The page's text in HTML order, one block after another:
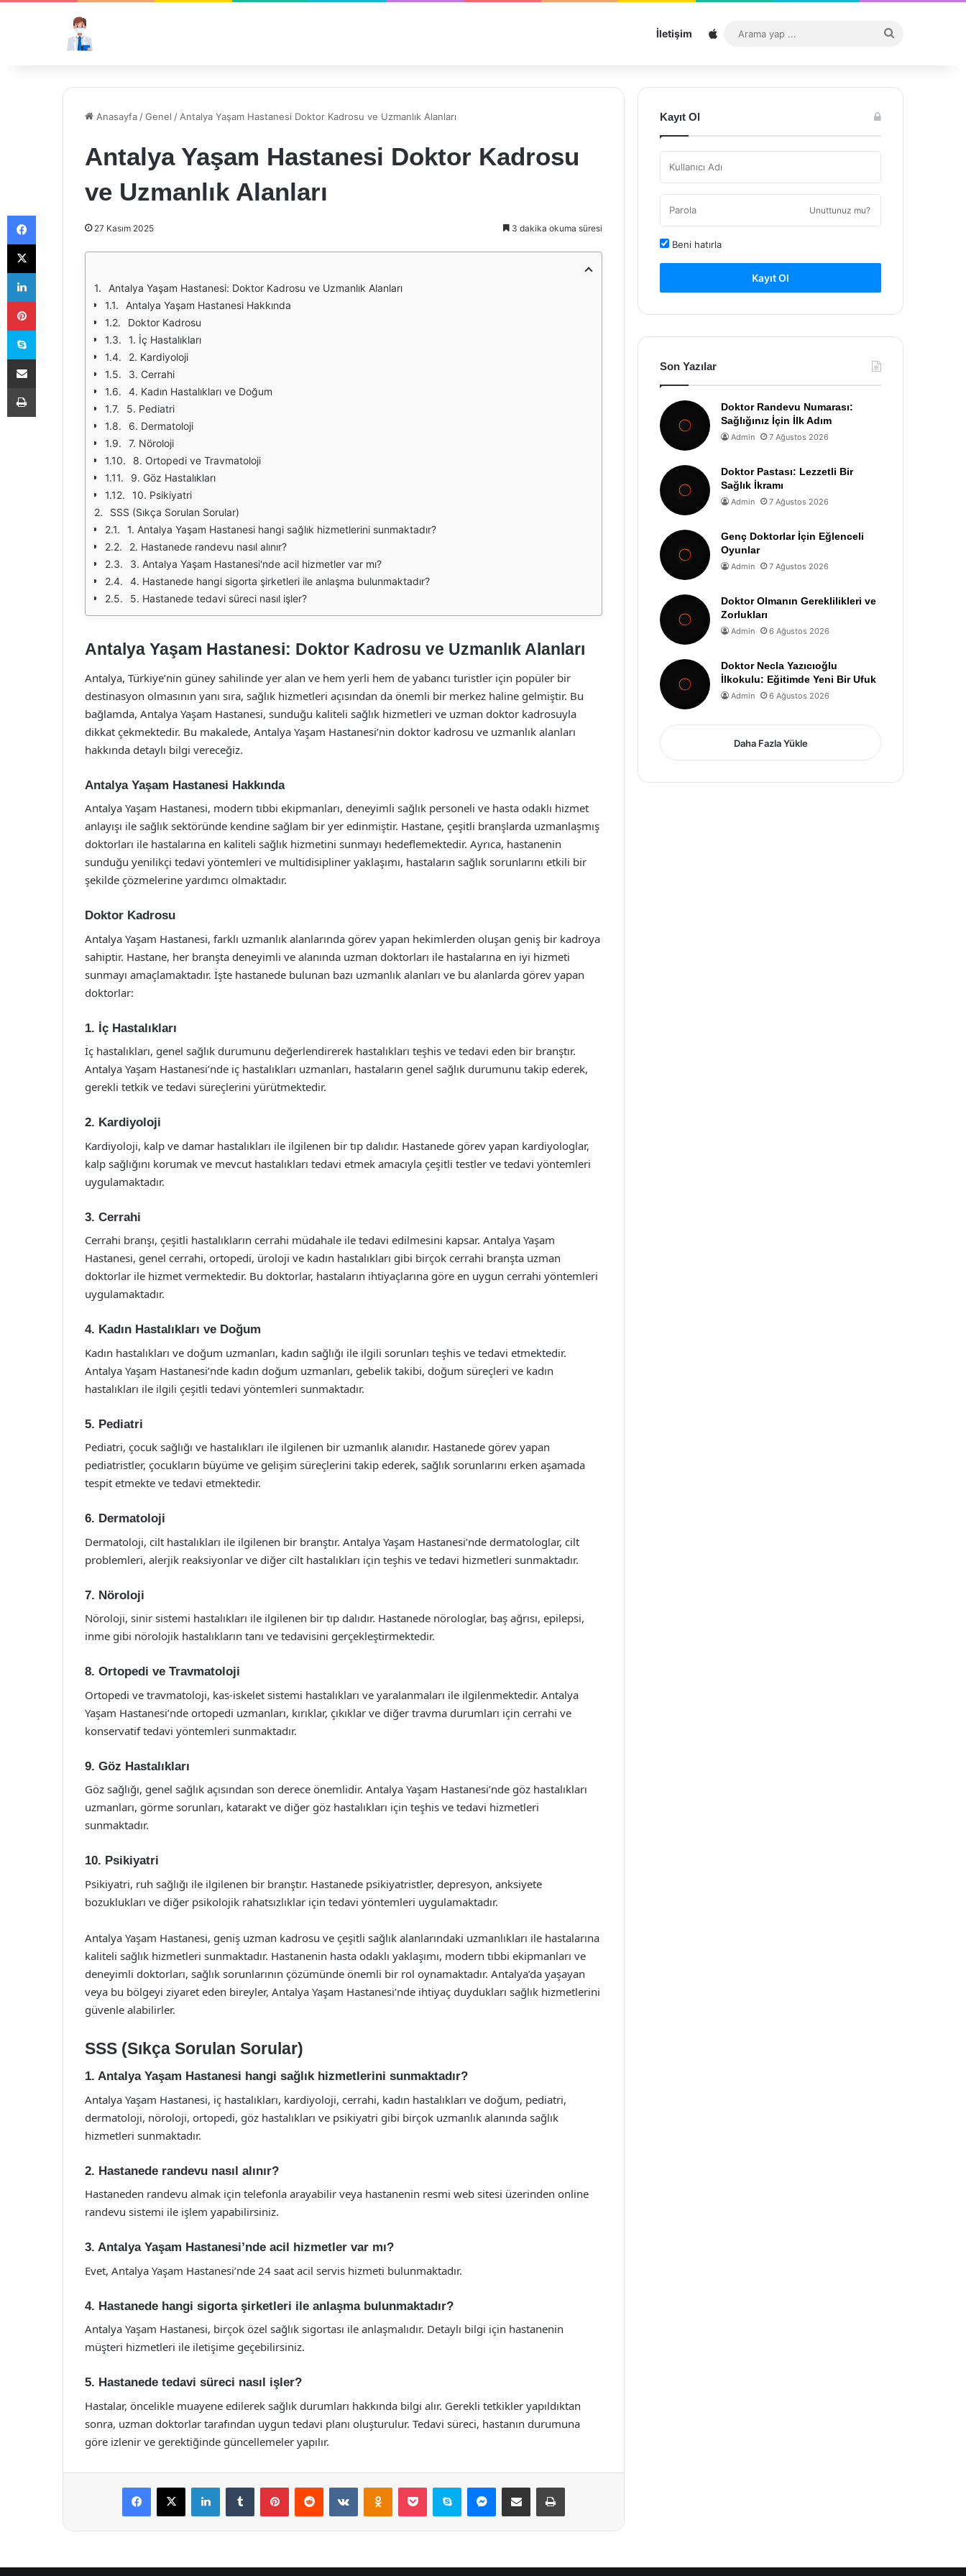
İletişim Sitemap
...
Anasayfa /Genel / Antalya Yaşam Hastanesi Doktor Kadrosu ve Uzmanlık Alanları
Antalya Yaşam Hastanesi Doktor Kadrosu
ve Uzmanlık Alanları
27 Kasım 2025 3 dakika okuma süresi
Antalya Yaşam Hastanesi: Doktor Kadrosu ve Uzmanlık Alanları
Antalya Yaşam Hastanesi Hakkında
Doktor Kadrosu
1. İç Hastalıkları
2. Kardiyoloji
3. Cerrahi
4. Kadın Hastalıkları ve Doğum
5. Pediatri
6. Dermatoloji
7. Nöroloji
8. Ortopedi ve Travmatoloji
9. Göz Hastalıkları
10. Psikiyatri
SSS (Sıkça Sorulan Sorular)
1. Antalya Yaşam Hastanesi hangi sağlık hizmetlerini sunmaktadır?
2. Hastanede randevu nasıl alınır?
3. Antalya Yaşam Hastanesi'nde acil hizmetler var mı?
4. Hastanede hangi sigorta şirketleri ile anlaşma bulunmaktadır?
5. Hastanede tedavi süreci nasıl işler?
Antalya Yaşam Hastanesi: Doktor Kadrosu ve Uzmanlık Alanları
Antalya, Türkiye’nin güney sahilinde yer alan ve hem yerli hem de yabancı turistler için popüler bir
destinasyon olmasının yanı sıra, sağlık hizmetleri açısından da önemli bir merkez haline gelmiştir. Bu
bağlamda, Antalya Yaşam Hastanesi, sunduğu kaliteli sağlık hizmetleri ve uzman doktor kadrosuyla
dikkat çekmektedir. Bu makalede, Antalya Yaşam Hastanesi’nin doktor kadrosu ve uzmanlık alanları
hakkında detaylı bilgi vereceğiz.
Antalya Yaşam Hastanesi Hakkında
Antalya Yaşam Hastanesi, modern tıbbi ekipmanları, deneyimli sağlık personeli ve hasta odaklı hizmet
anlayışı ile sağlık sektöründe kendine sağlam bir yer edinmiştir. Hastane, çeşitli branşlarda uzmanlaşmış
doktorları ile hastalarına en kaliteli sağlık hizmetini sunmayı hedeflemektedir. Ayrıca, hastanenin
sunduğu yenilikçi tedavi yöntemleri ve multidisipliner yaklaşımı, hastaların sağlık sorunlarını etkili bir
şekilde çözmelerine yardımcı olmaktadır.
Doktor Kadrosu
Antalya Yaşam Hastanesi, farklı uzmanlık alanlarında görev yapan hekimlerden oluşan geniş bir kadroya
sahiptir. Hastane, her branşta deneyimli ve alanında uzman doktorları ile hastalarına en iyi hizmeti
sunmayı amaçlamaktadır. İşte hastanede bulunan bazı uzmanlık alanları ve bu alanlarda görev yapan
doktorlar:
1. İç Hastalıkları
İç hastalıkları, genel sağlık durumunu değerlendirerek hastalıkları teşhis ve tedavi eden bir branştır.
Antalya Yaşam Hastanesi’nde iç hastalıkları uzmanları, hastaların genel sağlık durumunu takip ederek,
gerekli tetkik ve tedavi süreçlerini yürütmektedir.
2. Kardiyoloji
Kardiyoloji, kalp ve damar hastalıkları ile ilgilenen bir tıp dalıdır. Hastanede görev yapan kardiyologlar,
kalp sağlığını korumak ve mevcut hastalıkları tedavi etmek amacıyla çeşitli testler ve tedavi yöntemleri
uygulamaktadır.
3. Cerrahi
Cerrahi branşı, çeşitli hastalıkların cerrahi müdahale ile tedavi edilmesini kapsar. Antalya Yaşam
Hastanesi, genel cerrahi, ortopedi, üroloji ve kadın hastalıkları gibi birçok cerrahi branşta uzman
doktorlar ile hizmet vermektedir. Bu doktorlar, hastaların ihtiyaçlarına göre en uygun cerrahi yöntemleri
uygulamaktadır.
4. Kadın Hastalıkları ve Doğum
Kadın hastalıkları ve doğum uzmanları, kadın sağlığı ile ilgili sorunları teşhis ve tedavi etmektedir.
Antalya Yaşam Hastanesi’nde kadın doğum uzmanları, gebelik takibi, doğum süreçleri ve kadın
hastalıkları ile ilgili çeşitli tedavi yöntemleri sunmaktadır.
5. Pediatri
Pediatri, çocuk sağlığı ve hastalıkları ile ilgilenen bir uzmanlık alanıdır. Hastanede görev yapan
pediatristler, çocukların büyüme ve gelişim süreçlerini takip ederek, sağlık sorunlarını erken aşamada
tespit etmekte ve tedavi etmektedir.
6. Dermatoloji
Dermatoloji, cilt hastalıkları ile ilgilenen bir branştır. Antalya Yaşam Hastanesi’nde dermatologlar, cilt
problemleri, alerjik reaksiyonlar ve diğer cilt hastalıkları için teşhis ve tedavi hizmetleri sunmaktadır.
7. Nöroloji
Nöroloji, sinir sistemi hastalıkları ile ilgilenen bir tıp dalıdır. Hastanede nörologlar, baş ağrısı, epilepsi,
inme gibi nörolojik hastalıkların tanı ve tedavisini gerçekleştirmektedir.
8. Ortopedi ve Travmatoloji
Ortopedi ve travmatoloji, kas-iskelet sistemi hastalıkları ve yaralanmaları ile ilgilenmektedir. Antalya
Yaşam Hastanesi’nde ortopedi uzmanları, kırıklar, çıkıklar ve diğer travma durumları için cerrahi ve
konservatif tedavi yöntemleri sunmaktadır.
9. Göz Hastalıkları
Göz sağlığı, genel sağlık açısından son derece önemlidir. Antalya Yaşam Hastanesi’nde göz hastalıkları
uzmanları, görme sorunları, katarakt ve diğer göz hastalıkları için teşhis ve tedavi hizmetleri
sunmaktadır.
10. Psikiyatri
Psikiyatri, ruh sağlığı ile ilgilenen bir branştır. Hastanede psikiyatristler, depresyon, anksiyete
bozuklukları ve diğer psikolojik rahatsızlıklar için tedavi yöntemleri uygulamaktadır.
Antalya Yaşam Hastanesi, geniş uzman kadrosu ve çeşitli sağlık alanlarındaki uzmanlıkları ile hastalarına
kaliteli sağlık hizmetleri sunmaktadır. Hastanenin hasta odaklı yaklaşımı, modern tıbbi ekipmanları ve
deneyimli doktorları, sağlık sorunlarının çözümünde önemli bir rol oynamaktadır. Antalya’da yaşayan
veya bu bölgeyi ziyaret eden bireyler, Antalya Yaşam Hastanesi’nde ihtiyaç duydukları sağlık hizmetlerini
güvenle alabilirler.
SSS (Sıkça Sorulan Sorular)
1. Antalya Yaşam Hastanesi hangi sağlık hizmetlerini sunmaktadır?
Antalya Yaşam Hastanesi, iç hastalıkları, kardiyoloji, cerrahi, kadın hastalıkları ve doğum, pediatri,
dermatoloji, nöroloji, ortopedi, göz hastalıkları ve psikiyatri gibi birçok uzmanlık alanında sağlık
hizmetleri sunmaktadır.
2. Hastanede randevu nasıl alınır?
Hastaneden randevu almak için telefonla arayabilir veya hastanenin resmi web sitesi üzerinden online
randevu sistemi ile işlem yapabilirsiniz.
3. Antalya Yaşam Hastanesi’nde acil hizmetler var mı?
Evet, Antalya Yaşam Hastanesi’nde 24 saat acil servis hizmeti bulunmaktadır.
4. Hastanede hangi sigorta şirketleri ile anlaşma bulunmaktadır?
Antalya Yaşam Hastanesi, birçok özel sağlık sigortası ile anlaşmalıdır. Detaylı bilgi için hastanenin
müşteri hizmetleri ile iletişime geçebilirsiniz.
5. Hastanede tedavi süreci nasıl işler?
Hastalar, öncelikle muayene edilerek sağlık durumları hakkında bilgi alır. Gerekli tetkikler yapıldıktan
sonra, uzman doktorlar tarafından uygun tedavi planı oluşturulur. Tedavi süreci, hastanın durumuna
göre izlenir ve gerektiğinde güncellemeler yapılır.
Facebook
X LinkedInTumblr PinterestReddit VKontakteOdnoklassniki
Pocket Skype Messenger
E-Posta ile paylaş Yazdır
Kayıt Ol
Unuttunuz mu?
Beni hatırla
Kayıt Ol
Son Yazılar
Doktor Randevu Numarası:
Sağlığınız İçin İlk Adım
Admin 7 Ağustos 2026
Doktor Pastası: Lezzetli Bir
Sağlık İkramı
Admin 7 Ağustos 2026
Genç Doktorlar İçin Eğlenceli
Oyunlar
Admin 7 Ağustos 2026
Doktor Olmanın Gereklilikleri ve
Zorlukları
Admin 6 Ağustos 2026
Doktor Necla Yazıcıoğlu
İlkokulu: Eğitimde Yeni Bir Ufuk
Admin 6 Ağustos 2026
Daha Fazla Yükle
Facebook
X
LinkedIn
Pinterest
Skype
E-Posta ile paylaş